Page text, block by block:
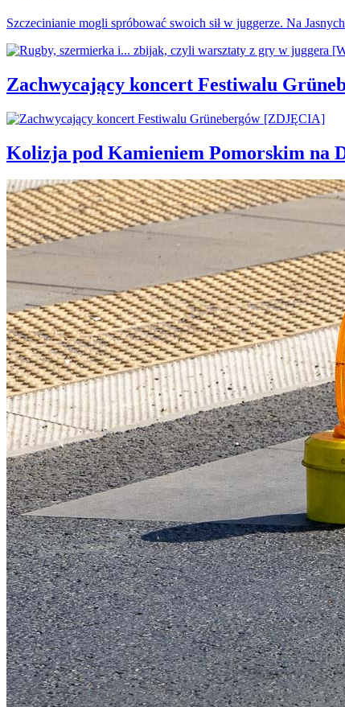
Szczecinianie mogli spróbować swoich sił w juggerze. Na
Zachwycający koncert Festiwalu
Kolizja pod Kamieniem Pomorskim na